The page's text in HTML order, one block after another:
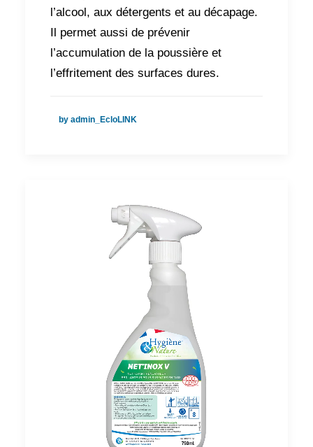
l’alcool, aux détergents et au décapage.
Il permet aussi de prévenir
l’accumulation de la poussière et
l’effritement des surfaces dures.
by admin_EcloLINK